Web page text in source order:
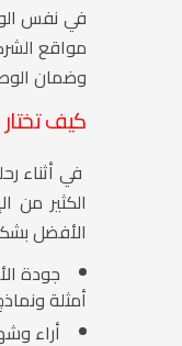
في نفس
مواقع
وضمان
كيف
في أثناء
الكثير من
الأفضل
جودة
أمثلة
أراء